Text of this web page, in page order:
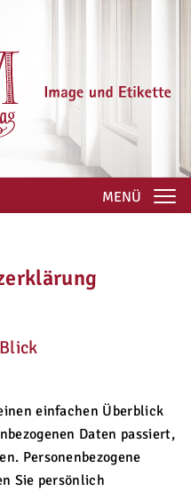
MENÜ
einfachen Überblick
Daten passiert,
Personenbezogene
Sie persönlich